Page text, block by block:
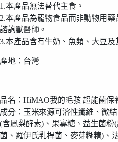
1.本產品無法替代主食。
2.本產品為寵物食品而非動物用
諮詢獸醫師。
3.本產品含有牛奶、魚類、大豆及
產地：台灣
品名：HiMAO我的毛孩 超能菌保
成分：玉米來源可溶性纖維、微
(含鳳梨酵素)、果寡糖、益生菌粉
菌、羅伊氏乳桿菌、麥芽糊精)、